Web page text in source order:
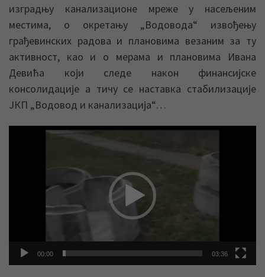
изградњу канализационе мреже у насељеним
местима, о окретању „Водовода“ извођењу
грађевинских радова и плановима везаним за ту
активност, као и о мерама и плановима Ивана
Девића који следе након финансијске
консолидације а тичу се наставка стабилизације
ЈКП „Водовод и канализација“…
Прегледач
00:00 03:36